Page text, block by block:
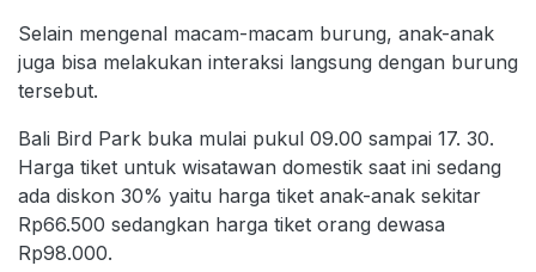
Selain mengenal macam-macam burung, anak-anak
juga bisa melakukan interaksi langsung dengan burung
tersebut.
Bali Bird Park buka mulai pukul 09.00 sampai 17. 30.
Harga tiket untuk wisatawan domestik saat ini sedang
ada diskon 30% yaitu harga tiket anak-anak sekitar
Rp66.500 sedangkan harga tiket orang dewasa
Rp98.000.